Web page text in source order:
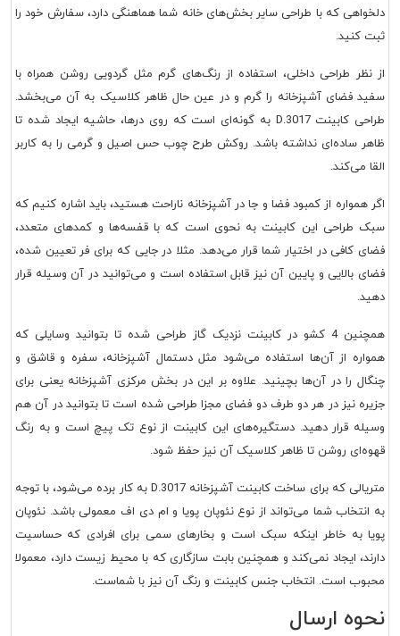
دلخواهی که با طراحی سایر بخش‌های خانه شما هماهنگی دارد، سفارش خود را
ثبت کنید.
از نظر طراحی داخلی، استفاده از رنگ‌های گرم مثل گردویی روشن همراه با
سفید فضای آشپزخانه را گرم و در عین حال ظاهر کلاسیک به آن می‌بخشد.
طراحی کابینت D.3017 به گونه‌ای است که روی درها، حاشیه ایجاد شده تا
ظاهر ساده‌ای نداشته باشد. روکش طرح چوب حس اصیل و گرمی را به کاربر
القا می‌کند.
اگر همواره از کمبود فضا و جا در آشپزخانه ناراحت هستید، باید اشاره کنیم که
سبک طراحی این کابینت به نحوی است که با قفسه‌ها و کمدهای متعدد،
فضای کافی در اختیار شما قرار می‌دهد. مثلا در جایی که برای فر تعیین شده،
فضای بالایی و پایین آن نیز قابل استفاده است و می‌توانید در آن وسیله قرار
دهید.
همچنین 4 کشو در کابینت نزدیک گاز طراحی شده تا بتوانید وسایلی که
همواره از آن‌ها استفاده می‌شود مثل دستمال آشپزخانه، سفره و قاشق و
چنگال را در آن‌ها بچینید. علاوه بر این در بخش مرکزی آشپزخانه یعنی برای
جزیره نیز در هر دو طرف دو فضای مجزا طراحی شده است تا بتوانید در آن هم
وسیله قرار دهید. دستگیره‌های این کابینت از نوع تک پیچ است و به رنگ
قهوه‌ای روشن تا ظاهر کلاسیک آن نیز حفظ شود.
متریالی که برای ساخت کابینت آشپزخانه D.3017 به کار برده می‌شود، با توجه
به انتخاب شما می‌تواند از نوع نئوپان پویا و ام دی اف معمولی باشد. نئوپان
پویا به خاطر اینکه سبک است و بخارهای سمی برای افرادی که حساسیت
دارند، ایجاد نمی‌کند و همچنین بابت سازگاری که با محیط زیست دارد، معمولا
محبوب است. انتخاب جنس کابینت و رنگ آن نیز با شماست.
نحوه ارسال